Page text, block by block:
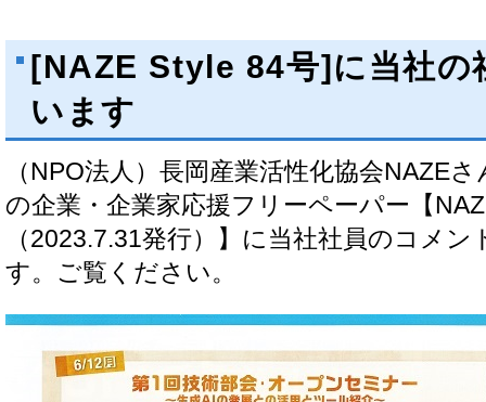
[NAZE Style 84号]に当社の
います
（NPO法人）長岡産業活性化協会NAZE
の企業・企業家応援フリーペーパー【
（2023.7.31発行）】に当社社員のコメ
す。ご覧ください。